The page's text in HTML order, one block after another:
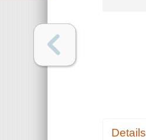
Details